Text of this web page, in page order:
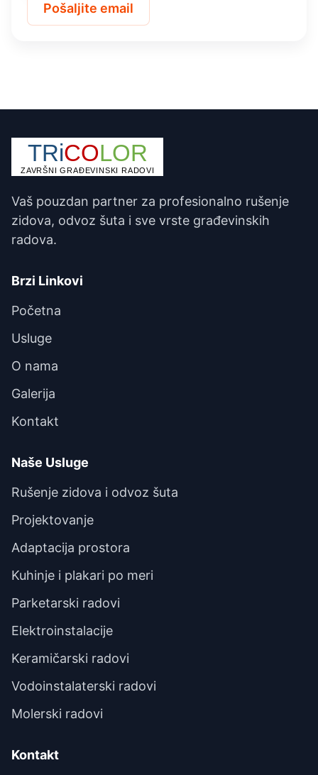
Pošaljite email
Vaš pouzdan partner za profesionalno rušenje
zidova, odvoz šuta i sve vrste građevinskih
radova.
Brzi Linkovi
Početna
Usluge
O nama
Galerija
Kontakt
Naše Usluge
Rušenje zidova i odvoz šuta
Projektovanje
Adaptacija prostora
Kuhinje i plakari po meri
Parketarski radovi
Elektroinstalacije
Keramičarski radovi
Vodoinstalaterski radovi
Molerski radovi
Kontakt